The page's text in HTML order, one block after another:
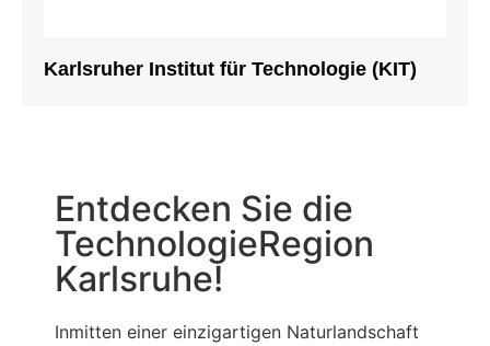
Karlsruher Institut für Technologie (KIT)
Entdecken Sie die
TechnologieRegion
Karlsruhe!
Inmitten einer einzigartigen Naturlandschaft